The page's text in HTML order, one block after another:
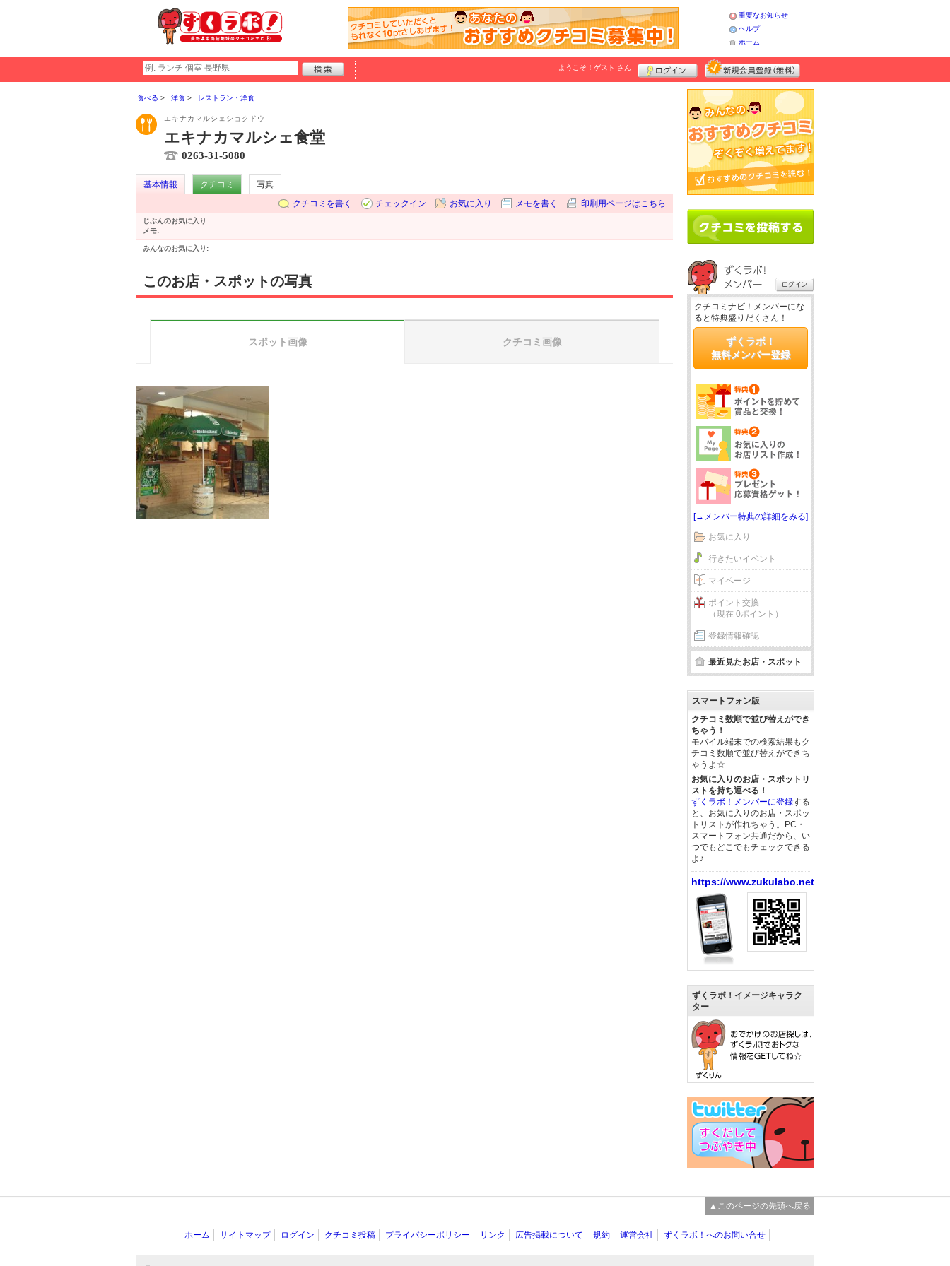
重要なお知らせ
ヘルプ
ホーム
ようこそ！ ゲスト さん
食べる 洋食 レストラン・洋食
エキナカマルシェショクドウ
エキナカマルシェ食堂
0263-31-5080
基本情報 クチコミ
写真
クチコミを書く
チェックイン お気に入り メモを書く 印刷用ページはこちら
じぶんのお気に入り:
メモ:
みんなのお気に入り:
このお店・スポットの写真
スポット画像 クチコミ画像
クチコミナビ！メンバーにな
ると特典盛りだくさん！
ずくラボ！
無料メンバー登録
[→メンバー特典の詳細をみる]
お気に入り
行きたいイベント
マイページ
ポイント交換
（現在 0ポイント）
登録情報確認
最近見たお店・スポット
スマートフォン版
クチコミ数順で並び替えができ
ちゃう！
モバイル端末での検索結果もク
チコミ数順で並び替えができち
ゃうよ☆
お気に入りのお店・スポットリ
ストを持ち運べる！
ずくラボ！メンバーに登録する
と、お気に入りのお店・スポッ
トリストが作れちゃう。PC・
スマートフォン共通だから、い
つでもどこでもチェックできる
よ♪
https://www.zukulabo.net/
ずくラボ！イメージキャラク
ター
▲このページの先頭へ戻る
ホーム サイトマップ ログイン クチコミ投稿 プライバシーポリシー リンク 広告掲載について 規約 運営会社 ずくラボ！へのお問い合せ